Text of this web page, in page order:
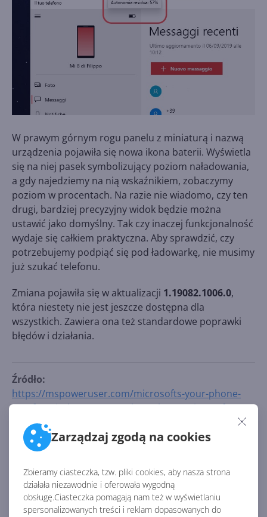
Zarządzaj zgodą na cookies
Zbieramy ciasteczka, tzw. pliki cookies, aby nasza strona
działała niezawodnie i oferowała wygodną
obsługę.Ciasteczka pomagają nam też w wyświetlaniu
spersonalizowanych treści i reklam dopasowanych do
W prawym górnym rogu panelu z miniaturą i nazwą
urządzenia pojawiła się nowa ikona baterii. Wyświetla
się na niej pasek symbolizujący poziom naładowania,
a gdy najedziemy na nią wskaźnikiem, zobaczymy
poziom w procentach. Na razie nie wiadomo, czy ten
drugi, bardziej precyzyjny widok będzie można
ustawić jako domyślny. Tak czy inaczej funkcjonalność
wydaje się całkiem praktyczna. Aby sprawdzić, czy
potrzebujemy podpiąć się pod ładowarkę, nie musimy
już szukać telefonu.
Zmiana pojawiła się w aktualizacji 1.19082.1006.0,
która niestety nie jest jeszcze dostępna dla
wszystkich. Zawiera ona też standardowe poprawki
błędów i działania.
Źródło:
https://mspoweruser.com/microsofts-your-phone-
app-for-windows-10-now-shows-battery-icon-of-your-
smartphone/
AKTUALNOŚCI Z KATEGORII ANDROID
Google blokuje wydanie Xbox
Store na Androida